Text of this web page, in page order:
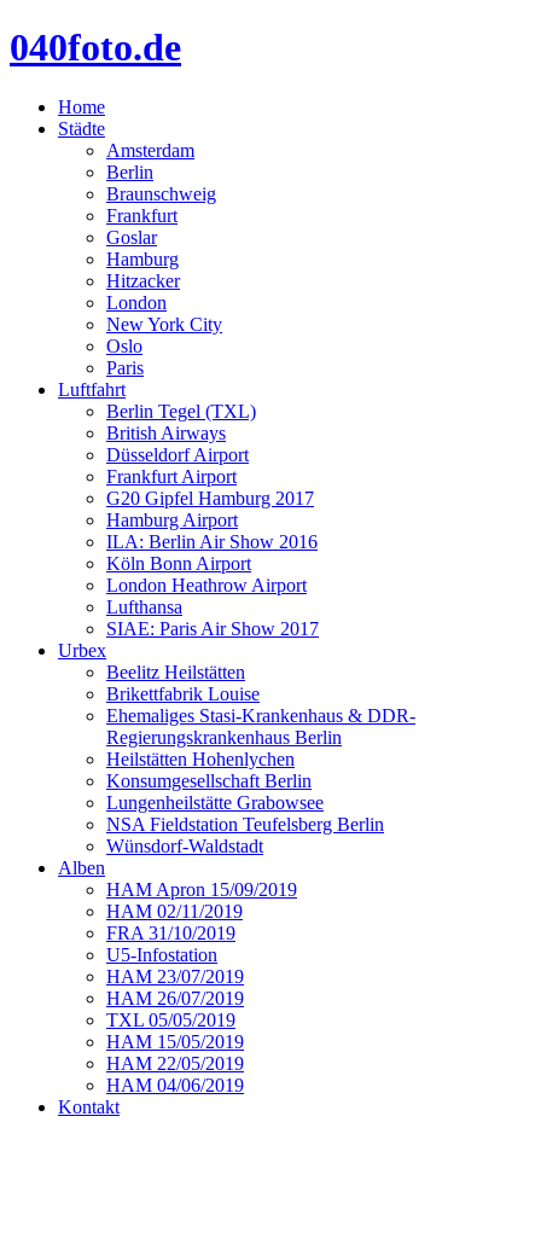
040foto.de
Home
Städte
Amsterdam
Berlin
Braunschweig
Frankfurt
Goslar
Hamburg
Hitzacker
London
New York City
Oslo
Paris
Luftfahrt
Berlin Tegel (TXL)
British Airways
Düsseldorf Airport
Frankfurt Airport
G20 Gipfel Hamburg 2017
Hamburg Airport
ILA: Berlin Air Show 2016
Köln Bonn Airport
London Heathrow Airport
Lufthansa
SIAE: Paris Air Show 2017
Urbex
Beelitz Heilstätten
Brikettfabrik Louise
Ehemaliges Stasi-Krankenhaus & DDR-
Regierungskrankenhaus Berlin
Heilstätten Hohenlychen
Konsumgesellschaft Berlin
Lungenheilstätte Grabowsee
NSA Fieldstation Teufelsberg Berlin
Wünsdorf-Waldstadt
Alben
HAM Apron 15/09/2019
HAM 02/11/2019
FRA 31/10/2019
U5-Infostation
HAM 23/07/2019
HAM 26/07/2019
TXL 05/05/2019
HAM 15/05/2019
HAM 22/05/2019
HAM 04/06/2019
Kontakt